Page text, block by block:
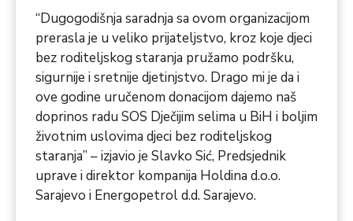
“Dugogodišnja saradnja sa ovom organizacijom
prerasla je u veliko prijateljstvo, kroz koje djeci
bez roditeljskog staranja pružamo podršku,
sigurnije i sretnije djetinjstvo. Drago mi je da i
ove godine uručenom donacijom dajemo naš
doprinos radu SOS Dječijim selima u BiH i boljim
životnim uslovima djeci bez roditeljskog
staranja” – izjavio je Slavko Sić, Predsjednik
uprave i direktor kompanija Holdina d.o.o.
Sarajevo i Energopetrol d.d. Sarajevo.